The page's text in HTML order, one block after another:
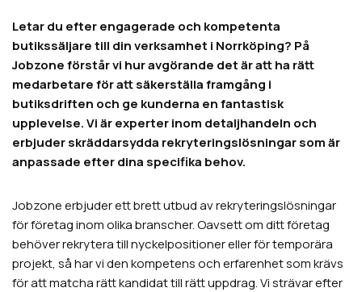
Letar du efter engagerade och kompetenta
butikssäljare till din verksamhet i Norrköping? På
Jobzone förstår vi hur avgörande det är att ha rätt
medarbetare för att säkerställa framgång i
butiksdriften och ge kunderna en fantastisk
upplevelse. Vi är experter inom detaljhandeln och
erbjuder skräddarsydda rekryteringslösningar som är
anpassade efter dina specifika behov.
Jobzone erbjuder ett brett utbud av rekryteringslösningar
för företag inom olika branscher. Oavsett om ditt företag
behöver rekrytera till nyckelpositioner eller för temporära
projekt, så har vi den kompetens och erfarenhet som krävs
för att matcha rätt kandidat till rätt uppdrag. Vi strävar efter